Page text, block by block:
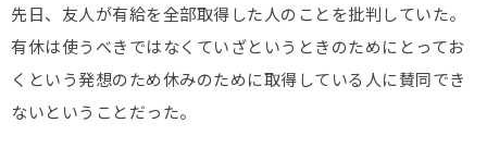
先日、友人が有給を全部取得した人のことを批判していた。
有休は使うべきではなくていざというときのためにとってお
くという発想のため休みのために取得している人に賛同でき
ないということだった。